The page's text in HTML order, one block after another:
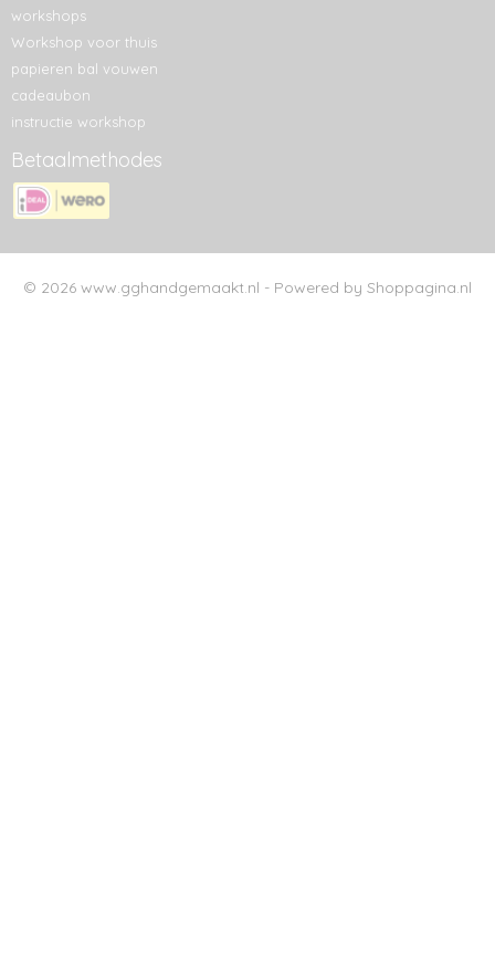
workshops
Workshop voor thuis
papieren bal vouwen
cadeaubon
instructie workshop
Betaalmethodes
© 2026 www.gghandgemaakt.nl - Powered by Shoppagina.nl